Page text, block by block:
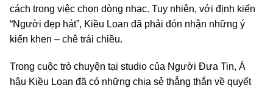
cách trong việc chọn dòng nhạc. Tuy nhiên, với định kiến
“Người đẹp hát”, Kiều Loan đã phải đón nhận những ý
kiến khen – chê trái chiều.
Trong cuộc trò chuyện tại studio của Người Đưa Tin, Á
hậu Kiều Loan đã có những chia sẻ thẳng thắn về quyết